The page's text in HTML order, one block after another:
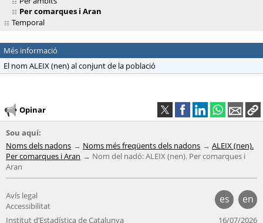
Per comarques i Aran
Temporal
Més informació
El nom ALEIX (nen) al conjunt de la població
Opinar
Sou aquí:
Noms dels nadons
Noms més freqüents dels nadons
ALEIX (nen).
Per comarques i Aran
Nom del nadó: ALEIX (nen). Per comarques i
Aran
es en
Avís legal
Accessibilitat
Institut d’Estadística de Catalunya
16/07/2026